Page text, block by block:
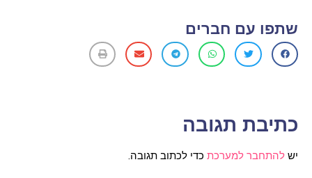
שתפו עם חברים
כתיבת תגובה
יש להתחבר למערכת כדי לכתוב תגובה.